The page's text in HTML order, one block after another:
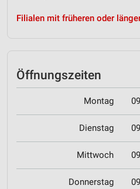
Filialen mit früheren oder
Öffnungszeiten
Montag
Dienstag
Mittwoch
Donnerstag